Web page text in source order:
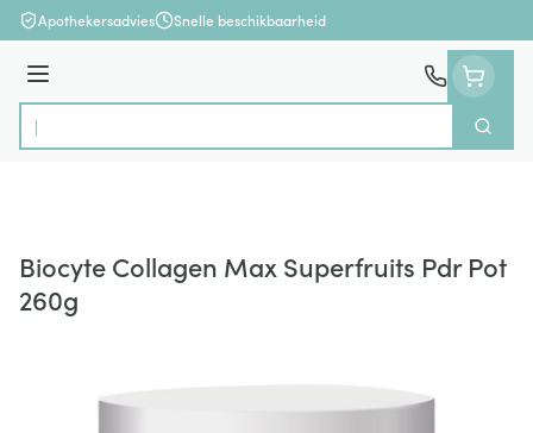
Ga naar de inhoud
Apothekersadvies Snelle beschikbaarheid
Menu
Product, merk, categorie...
Zoek
Biocyte Collagen Max Superfruits Pdr Pot
260g